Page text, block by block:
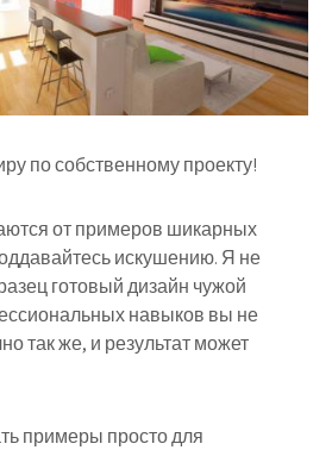
по собственному проекту!
от примеров шикарных
искушению. Я не
готовый дизайн чужой
навыков вы не
так же, и результат может
примеры просто для